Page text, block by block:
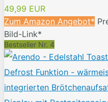
49,99 EUR
Zum Amazon Angebot*
Bild-Link*
Bestseller Nr. 4